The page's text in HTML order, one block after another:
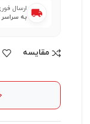
ارسال
به سراسر
مقایسه